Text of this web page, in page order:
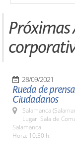
Próximas
28/09/2021
Rueda de
Ciudadanos
Salamanca
Lugar: Sala de
Salamanca
Hora: 10:30 h.